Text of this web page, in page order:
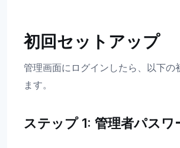
初回セットアップ
管理画面にログインしたら、以下の
ます。
ステップ 1: 管理者パスワ